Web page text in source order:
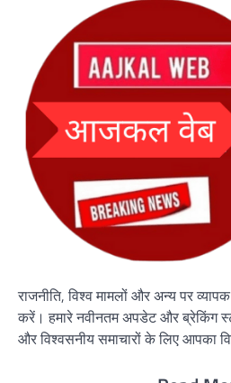
राजनीति, विश्व मामलों और अन्य पर
करें। हमारे नवीनतम अपडेट और ब्रेकिंग
और विश्वसनीय समाचारों के लिए आपका